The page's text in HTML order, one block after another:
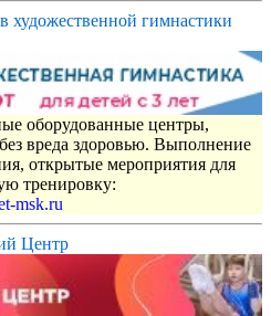
художественной гимнастики
оборудованные центры,
вреда здоровью. Выполнение
открытые мероприятия для
тренировку:
msk.ru
Центр